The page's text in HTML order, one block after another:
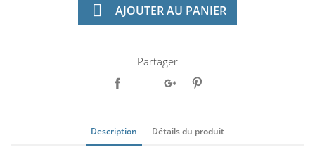
 AJOUTER AU PANIER
Partager
Description Détails du produit